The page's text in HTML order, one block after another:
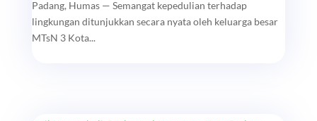
Padang, Humas — Semangat kepedulian terhadap
lingkungan ditunjukkan secara nyata oleh keluarga besar
MTsN 3 Kota...